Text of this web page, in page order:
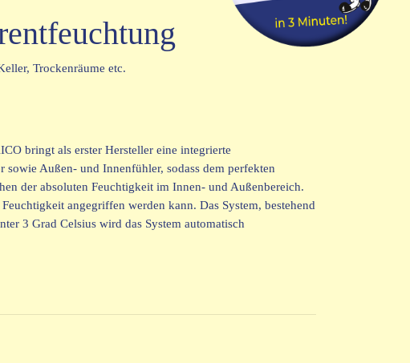
Trockenräume etc.
bringt als erster Hersteller eine integrierte
Außen- und Innenfühler, sodass dem perfekten
der absoluten Feuchtigkeit im Innen- und Außenbereich.
angegriffen werden kann. Das System, bestehend
3 Grad Celsius wird das System automatisch